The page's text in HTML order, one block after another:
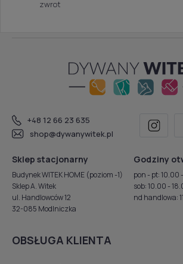
zwrot
+48 12 66 23 635
shop@dywanywitek.pl
Sklep stacjonarny
Budynek WITEK HOME (poziom -1)
Sklep A. Witek
ul. Handlowców 12
32-085 Modlniczka
Godziny
pon - pt: 10.00
sob: 10.00 -
nd handlowa:
OBSŁUGA KLIENTA